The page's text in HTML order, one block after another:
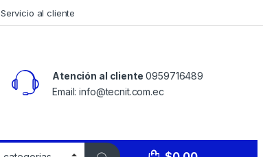
Servicio al cliente
Atención al cliente 0959716489
Email: info@tecnit.com.ec